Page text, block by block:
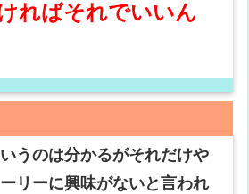
ればそれでいいん
うのは分かるがそれだけや
リーに興味がないと言われ